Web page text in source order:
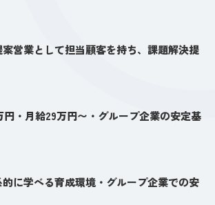
営業として担当顧客を持ち、課題解決提
円・月給29万円〜・グループ企業の安定基
に学べる育成環境・グループ企業での安